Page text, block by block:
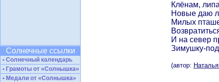
Солнечные ссылки
• Солнечный календарь
• Грамоты от «Солнышка»
• Медали от «Солнышка»
Клёнам,
Новые даю
Милых
И на север
Зимушку-
(автор: